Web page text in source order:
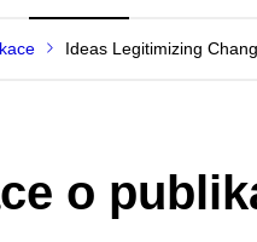
Ideas Legitimizing
o